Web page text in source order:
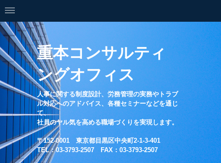
重本コンサルティ
ングオフィス
人事に関する制度設計、労務管理の実務やトラブ
ル対応へのアドバイス、各種セミナーなどを通じ
て、
社員のヤル気を高める職場づくりを実現します。
〒152-0001 東京都目黒区中央町2-1-3-401
TEL：03-3793-2507 FAX：03-3793-2507